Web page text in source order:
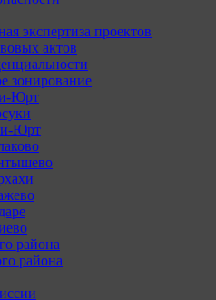
экспертиза проектов
актов
зонирование
Юрт
Юрт
района
района